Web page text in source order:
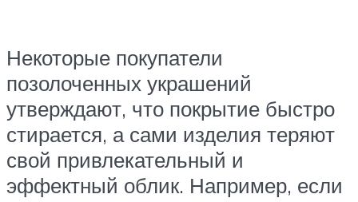
Некоторые покупатели
позолоченных украшений
утверждают, что покрытие быстро
стирается, а сами изделия теряют
свой привлекательный и
эффектный облик. Например, если